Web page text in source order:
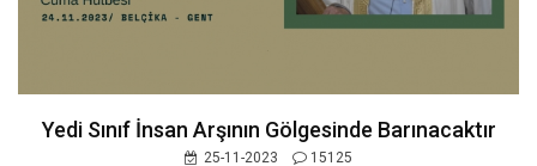
Yedi Sınıf İnsan Arşının Gölgesinde Barınacaktır
25-11-2023
15125